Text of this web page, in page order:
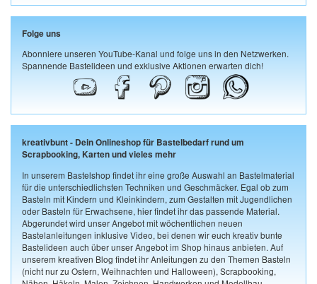
Folge uns
Abonniere unseren YouTube-Kanal und folge uns in den Netzwerken.
Spannende Bastelideen und exklusive Aktionen erwarten dich!
kreativbunt - Dein Onlineshop für Bastelbedarf rund um
Scrapbooking, Karten und vieles mehr
In unserem Bastelshop findet ihr eine große Auswahl an Bastelmaterial
für die unterschiedlichsten Techniken und Geschmäcker. Egal ob zum
Basteln mit Kindern und Kleinkindern, zum Gestalten mit Jugendlichen
oder Basteln für Erwachsene, hier findet ihr das passende Material.
Abgerundet wird unser Angebot mit wöchentlichen neuen
Bastelanleitungen inklusive Video, bei denen wir euch kreativ bunte
Bastelideen auch über unser Angebot im Shop hinaus anbieten. Auf
unserem kreativen Blog findet ihr Anleitungen zu den Themen Basteln
(nicht nur zu Ostern, Weihnachten und Halloween), Scrapbooking,